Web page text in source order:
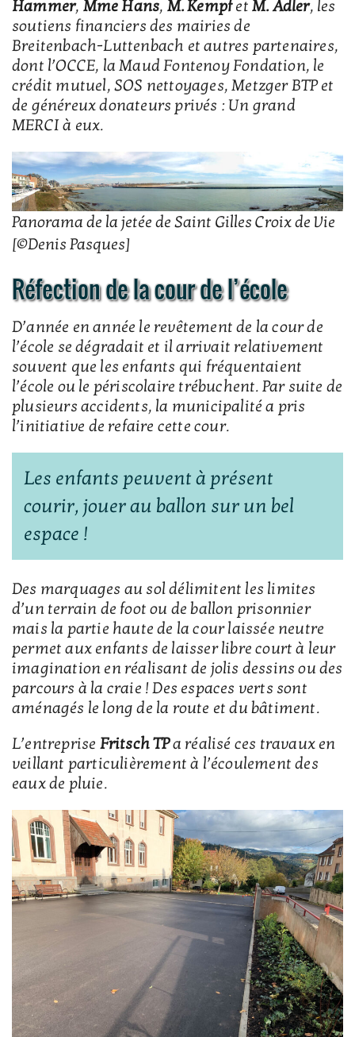
Hammer, Mme Hans, M. KempfetM. Adler, les
soutiens financiers des mairies de
Breitenbach-Luttenbach et autres partenaires,
dont l’OCCE, la Maud Fontenoy Fondation, le
crédit mutuel, SOS nettoyages, Metzger BTP et
de généreux donateurs privés : Un grand
MERCI à eux.
Panorama de la jetée de Saint Gilles Croix de Vie
[©Denis Pasques]
Réfection de la cour de l’école
D’année en année le revêtement de la cour de
l’école se dégradait et il arrivait relativement
souvent que les enfants qui fréquentaient
l’école ou le périscolaire trébuchent. Par suite de
plusieurs accidents, la municipalité a pris
l’initiative de refaire cette cour.
Les enfants peuvent à présent
courir, jouer au ballon sur un bel
espace !
Des marquages au sol délimitent les limites
d’un terrain de foot ou de ballon prisonnier
mais la partie haute de la cour laissée neutre
permet aux enfants de laisser libre court à leur
imagination en réalisant de jolis dessins ou des
parcours à la craie ! Des espaces verts sont
aménagés le long de la route et du bâtiment.
L’entreprise Fritsch TPa réalisé ces travaux en
veillant particulièrement à l’écoulement des
eaux de pluie.